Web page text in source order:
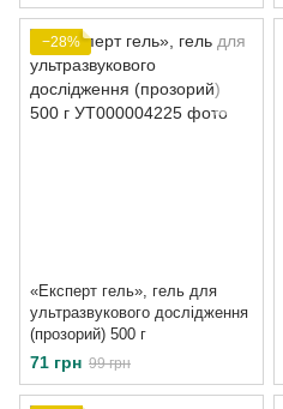
−28%
«Експерт гель», гель для
ультразвукового дослідження
(прозорий) 500 г
71 грн 99 грн